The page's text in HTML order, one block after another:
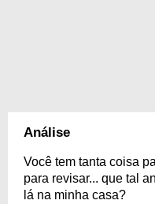
Análise
Você tem tanta coisa
para revisar... que tal
lá na minha casa?